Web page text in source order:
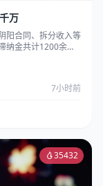
万
阳合同、拆分收入等
纳金共计1200余万
7小时前
35432